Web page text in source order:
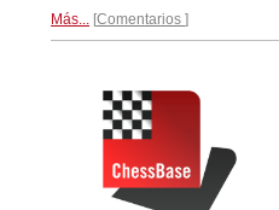
Más... Comentarios